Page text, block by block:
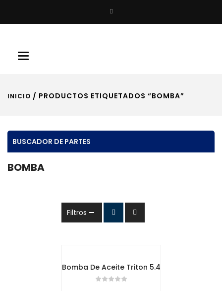
Toggle
INICIO / PRODUCTOS ETIQUETADOS “BOMBA”
BUSCADOR DE PARTES
BOMBA
Filtros
Bomba De Aceite Triton 5.4